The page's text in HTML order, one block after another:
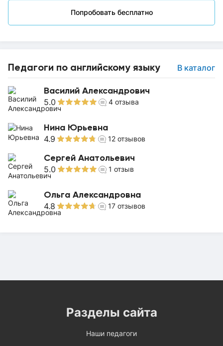
Попробовать бесплатно
Педагоги по английскому языку В каталог
Василий Александрович
5.0 4 отзыва
Нина Юрьевна
4.9 12 отзывов
Сергей Анатольевич
5.0 1 отзыв
Ольга Александровна
4.8 17 отзывов
Разделы сайта
Наши педагоги